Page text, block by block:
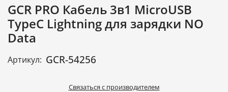
GCR PRO Кабель 3в1 MicroUSB
TypeC Lightning для зарядки NO
Data
Артикул: GCR-54256
Связаться с производителем